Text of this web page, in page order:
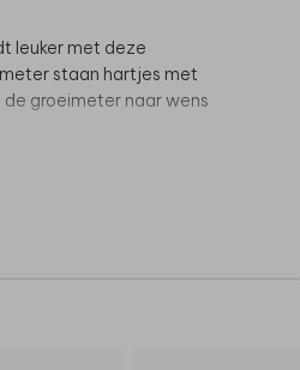
leuker met deze
staan hartjes met
groeimeter naar wens
te personaliseren
bruine houten latjes